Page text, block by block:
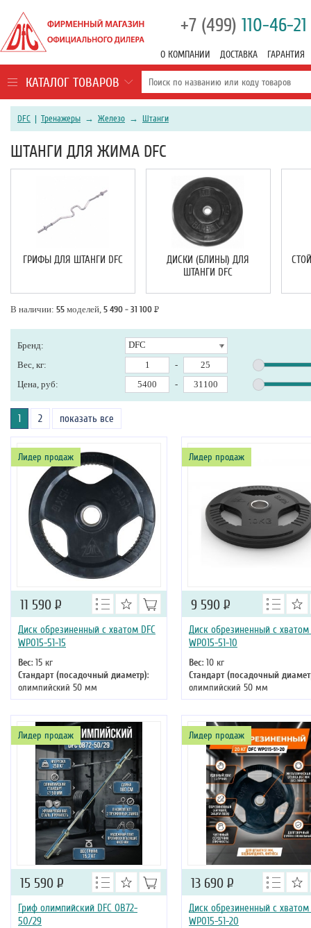
+7 (499) 110-46-21
О КОМПАНИИ ДОСТАВКА ГАРАНТИЯ
КАТАЛОГ ТОВАРОВ
DFC | Тренажеры → Железо → Штанги
ШТАНГИ ДЛЯ ЖИМА DFC
ГРИФЫ ДЛЯ ШТАНГИ DFC
ДИСКИ (БЛИНЫ) ДЛЯ
ШТАНГИ DFC
В наличии: 55 моделей, 5 490 - 31 100 Р
Бренд:
DFC
Вес, кг:
-
Цена, руб:
-
1 2 показать все
Лидер продаж
Диск обрезиненный с хватом DFC
WP015-51-15
Вес: 15 кг
Стандарт (посадочный диаметр):
олимпийский 50 мм
11 590 Р
Лидер продаж
Диск обрезиненный с хватом
WP015-51-10
Вес: 10 кг
Стандарт (посадочный
олимпийский 50 мм
9 590 Р
Лидер продаж
Гриф олимпийский DFC OB72-
50/29
15 590 Р
Лидер продаж
Диск обрезиненный с хватом
WP015-51-20
13 690 Р